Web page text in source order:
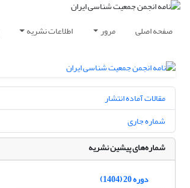
صفحه اصلی مرور اطلاعات نشریه
مقالات آماده انتشار
شماره جاری
شماره‌های پیشین نشریه
دوره 20 (1404)